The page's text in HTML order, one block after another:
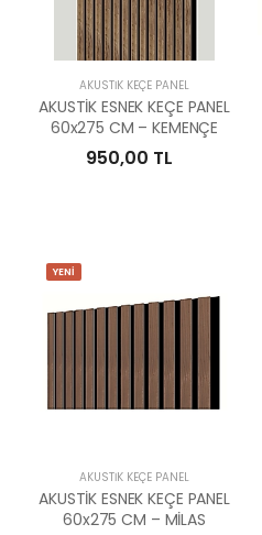
AKUSTİK KEÇE PANEL
AKUSTİK ESNEK KEÇE PANEL
60x275 CM – KEMENÇE
950,00 TL
YENİ
AKUSTİK KEÇE PANEL
AKUSTİK ESNEK KEÇE PANEL
60x275 CM – MİLAS